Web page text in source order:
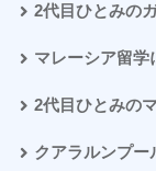
2代目ひとみの
マレーシア留学
2代目ひとみの
クアラルンプー